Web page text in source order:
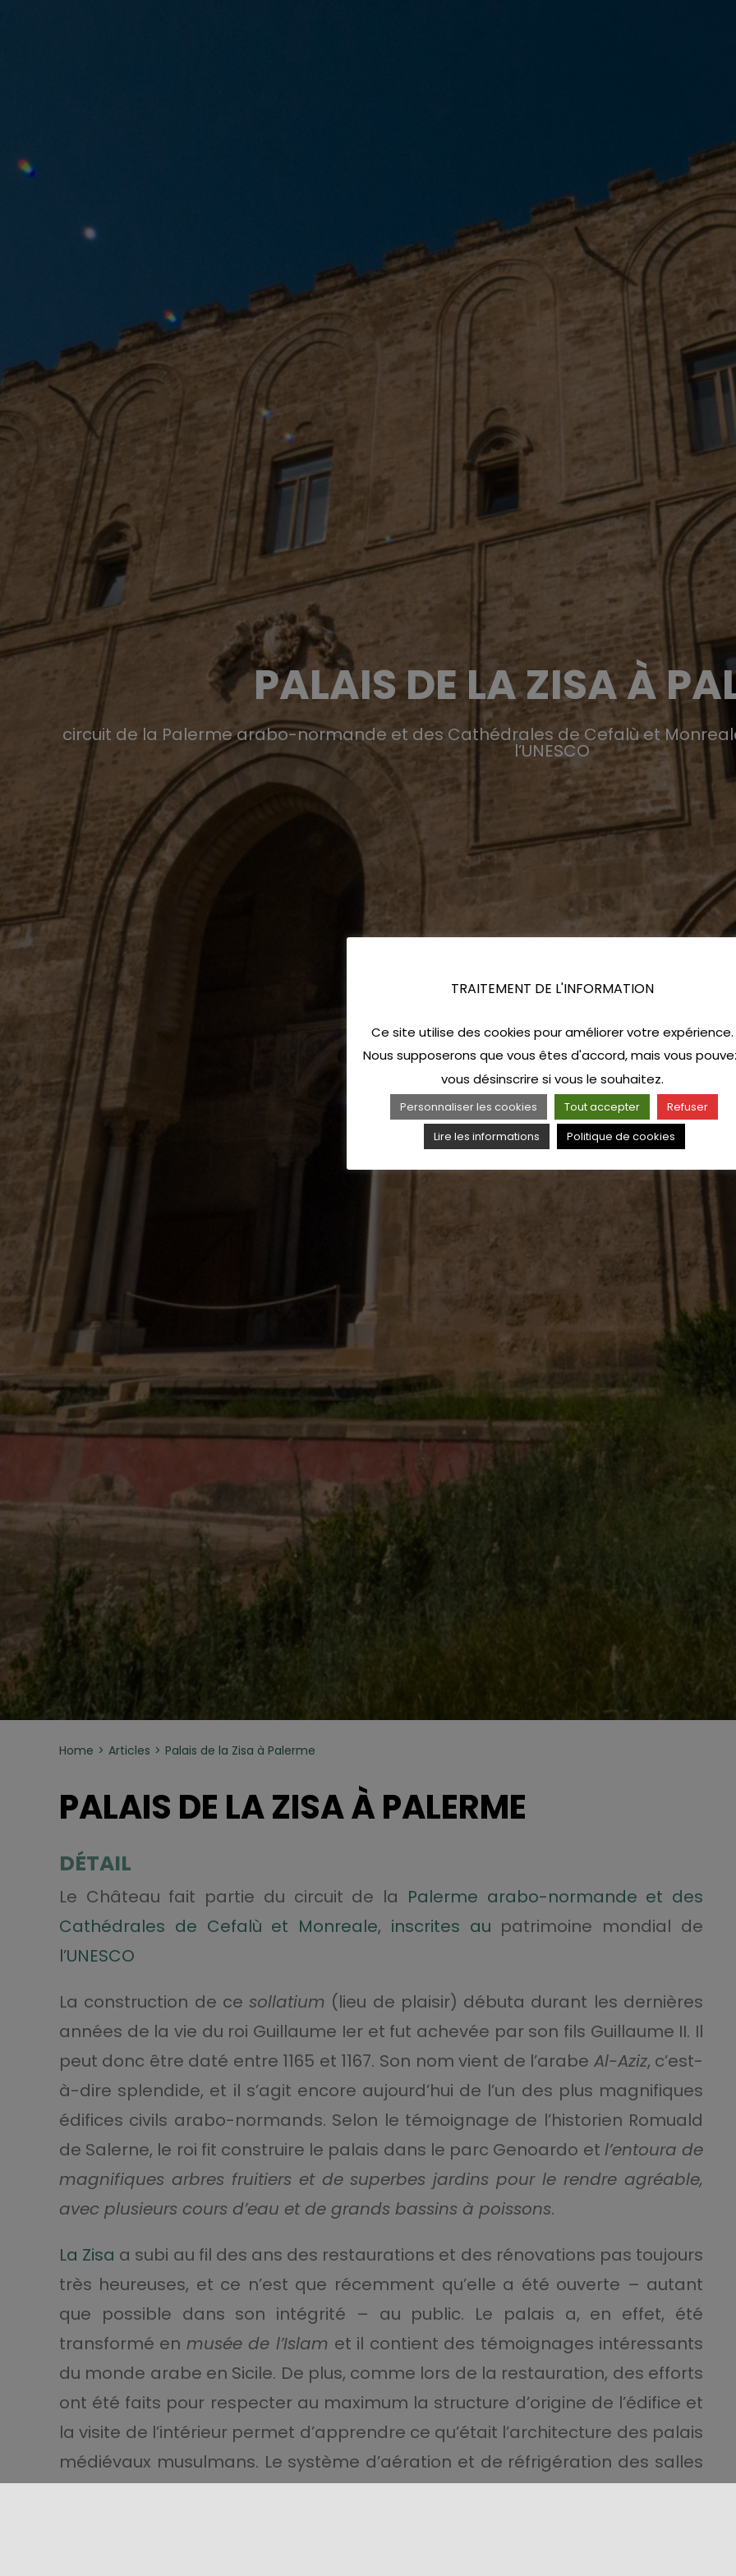
PALAIS DE LA ZISA À
circuit de la Palerme arabo-normande et des Cathédrales de Cefalù et
l’UNESCO
Home Articles Palais de la Zisa à Palerme
PALAIS DE LA ZISA À PALERME
DÉTAIL
Le Château fait partie du circuit de la Palerme arabo-normande et des
Cathédrales de Cefalù et Monreale, inscrites au patrimoine mondial de
l’UNESCO
La construction de cesollatium (lieu de plaisir) débuta durant les dernières
années de la vie du roi Guillaume Ier et fut achevée par son fils Guillaume II. Il
peut donc être daté entre 1165 et 1167. Son nom vient de l’arabe Al-Aziz, c’est-
à-dire splendide, et il s’agit encore aujourd’hui de l’un des plus magnifiques
édifices civils arabo-normands. Selon le témoignage de l’historien Romuald
de Salerne, le roi fit construire le palais dans le parc Genoardo et l’entoura de
magnifiques arbres fruitiers et de superbes jardins pour le rendre agréable,
avec plusieurs cours d’eau et de grands bassins à poissons.
La Zisa a subi au fil des ans des restaurations et des rénovations pas toujours
très heureuses, et ce n’est que récemment qu’elle a été ouverte – autant
que possible dans son intégrité – au public. Le palais a, en effet, été
transformé en musée de l’Islam et il contient des témoignages intéressants
du monde arabe en Sicile. De plus, comme lors de la restauration, des efforts
ont été faits pour respecter au maximum la structure d’origine de l’édifice et
la visite de l’intérieur permet d’apprendre ce qu’était l’architecture des palais
médiévaux musulmans. Le système d’aération et de réfrigération des salles
est particulièrement intéressant, comme la salle diteSalle de la Fontaine,
TRAITEMENT DE L'INFORMATION
Ce site utilise des cookies pour améliorer votre expérience.
Nous supposerons que vous êtes d'accord, mais vous
vous désinscrire si vous le souhaitez.
Personnaliser les cookies Tout accepter
Refuser
Lire les informations
Politique de cookies